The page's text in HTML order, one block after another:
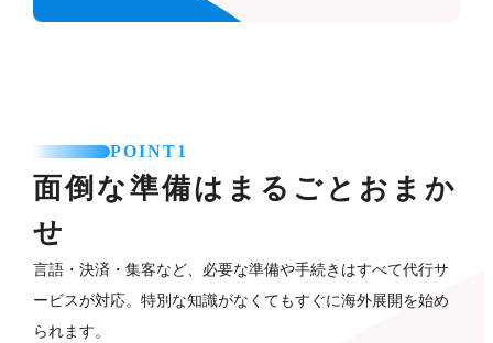
POINT1
面倒な準備はまるごとおまか
せ
言語・決済・集客など、必要な準備や手続きはすべて代行サ
ービスが対応。特別な知識がなくてもすぐに海外展開を始め
られます。